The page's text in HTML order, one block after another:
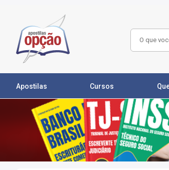
Apostilas Cursos